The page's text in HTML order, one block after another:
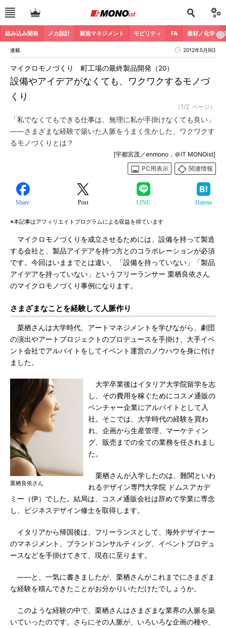
組み込み開発 メカ設計 製造マネジメント モビリティ FA 素材／化学
連載 2012年5月9日
設備やアイデアがなくても、ワクワクするモノづ
くり
マイクロモノづくり 町工場の最終製品開発（20）
（1/2 ページ）
「私でなくてもできる仕事は、無理に私が手掛けなくても良い」
――さまざまな経験で築いた人脈をうまく生かした、ワクワクす
るモノづくりとは？
[宇都宮茂／enmono，＠IT MONOist]
PC用表示
関連情報
Share Post LINE Hatena
※本記事はアフィリエイトプログラムによる収益を得ています
マイクロモノづくりを成立させるためには、設備を持って製造
する会社と、製品アイデアを持つ方とのコラボレーションが必須
です。今回はいままでとは違い、「設備を持っていない」「製品
アイデアを持っていない」というフリーランサー 栗栖良依さん
のマイクロモノづくり事例になります。
さまざまなことを経験して人脈作り
栗栖さんは大学時代、アートマネジメントを学びながら、劇団
の演出やアートプロジェクトのプロデュースを手掛け、大手イベ
ント会社でアルバイトをしてイベント運営のノウハウを身に付け
ました。
栗栖良依さん
大学卒業後はイタリア大学院留学を志
し、その費用を稼ぐためにコスメ通販の
ベンチャー企業にアルバイトとして入
社。そこでは、大学時代の経験を買わ
れ、企画から生産管理、マーケティン
グ、販売までの全ての業務を任されまし
た。
栗栖さんが入学したのは、難関といわ
れるデザイン専門大学院 ドムスアカデ
ミー（伊）でした。結局は、コスメ通販会社は辞めて学業に専念
し、ビジネスデザイン修士を取得します。
イタリアから帰国後は、フリーランスとして、海外デザイナー
のマネジメント、ブランドコンサルティング、イベントプロデュ
ースなどを手掛けてきて、現在に至ります。
――と、一気に書きましたが、栗栖さんがこれまでにさまざま
な経験を積んできたことがお分かりいただけたでしょうか。
このような経験の中で、栗栖さんはさまざまな業界の人脈を築
いていったのです。さらにその人脈が、いろいろな企画の種や、